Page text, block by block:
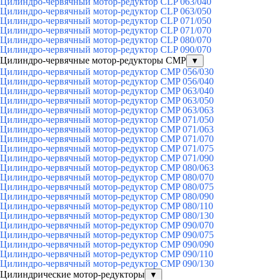
Цилиндро-червячный мотор-редуктор CLP 063/050
Цилиндро-червячный мотор-редуктор CLP 071/050
Цилиндро-червячный мотор-редуктор CLP 071/070
Цилиндро-червячный мотор-редуктор CLP 080/070
Цилиндро-червячный мотор-редуктор CLP 090/070
Цилиндро-червячные мотор-редукторы CMP
▼
Цилиндро-червячный мотор-редуктор CMP 056/030
Цилиндро-червячный мотор-редуктор CMP 056/040
Цилиндро-червячный мотор-редуктор CMP 063/040
Цилиндро-червячный мотор-редуктор CMP 063/050
Цилиндро-червячный мотор-редуктор CMP 063/063
Цилиндро-червячный мотор-редуктор CMP 071/050
Цилиндро-червячный мотор-редуктор CMP 071/063
Цилиндро-червячный мотор-редуктор CMP 071/070
Цилиндро-червячный мотор-редуктор CMP 071/075
Цилиндро-червячный мотор-редуктор CMP 071/090
Цилиндро-червячный мотор-редуктор CMP 080/063
Цилиндро-червячный мотор-редуктор CMP 080/070
Цилиндро-червячный мотор-редуктор CMP 080/075
Цилиндро-червячный мотор-редуктор CMP 080/090
Цилиндро-червячный мотор-редуктор CMP 080/110
Цилиндро-червячный мотор-редуктор CMP 080/130
Цилиндро-червячный мотор-редуктор CMP 090/070
Цилиндро-червячный мотор-редуктор CMP 090/075
Цилиндро-червячный мотор-редуктор CMP 090/090
Цилиндро-червячный мотор-редуктор CMP 090/110
Цилиндро-червячный мотор-редуктор CMP 090/130
Цилиндрические мотор-редукторы
▼